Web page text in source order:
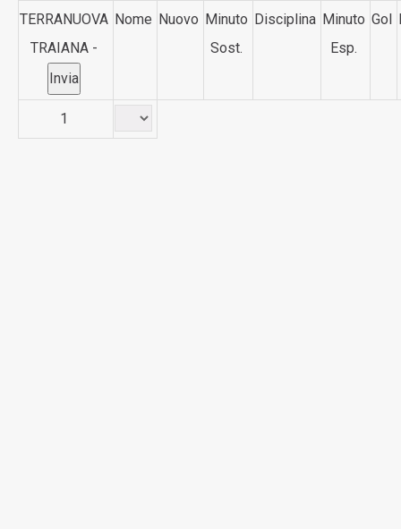
TERRANUOVA
TRAIANA -
Nome Nuovo Minuto
Sost.
Disciplina Minuto
Esp.
Gol
1